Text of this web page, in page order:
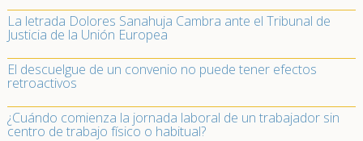
La letrada Dolores Sanahuja Cambra ante el Tribunal de
Justicia de la Unión Europea
El descuelgue de un convenio no puede tener efectos
retroactivos
¿Cuándo comienza la jornada laboral de un trabajador sin
centro de trabajo físico o habitual?